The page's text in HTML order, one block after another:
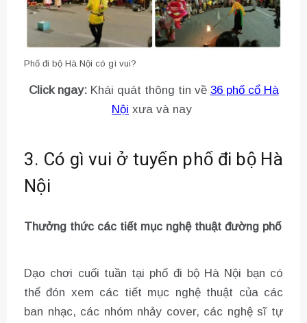
Phố đi bộ Hà Nội có gì vui?
Click ngay:Khái quát thông tin về 36 phố cổ Hà
Nội xưa và nay
3. Có gì vui ở tuyến phố đi bộ Hà
Nội
Thưởng thức các tiết mục nghệ thuật đường phố
Dạo chơi cuối tuần tại phố đi bộ Hà Nội bạn có
thể đón xem các tiết mục nghệ thuật của các
ban nhạc, các nhóm nhảy cover, các nghệ sĩ tự